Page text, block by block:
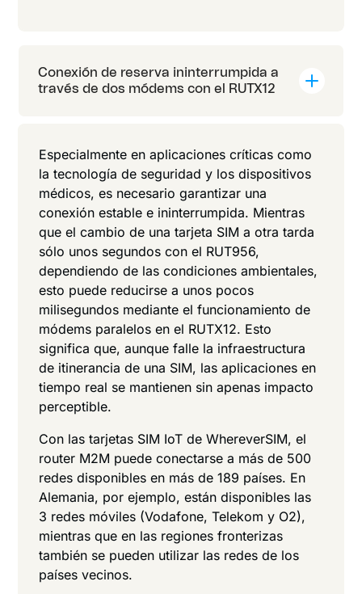
Conexión de reserva ininterrumpida a
través de dos módems con el RUTX12
Especialmente en aplicaciones críticas como
la tecnología de seguridad y los dispositivos
médicos, es necesario garantizar una
conexión estable e ininterrumpida. Mientras
que el cambio de una tarjeta SIM a otra tarda
sólo unos segundos con el RUT956,
dependiendo de las condiciones ambientales,
esto puede reducirse a unos pocos
milisegundos mediante el funcionamiento de
módems paralelos en el RUTX12. Esto
significa que, aunque falle la infraestructura
de itinerancia de una SIM, las aplicaciones en
tiempo real se mantienen sin apenas impacto
perceptible.
Con las tarjetas SIM IoT de WhereverSIM, el
router M2M puede conectarse a más de 500
redes disponibles en más de 189 países. En
Alemania, por ejemplo, están disponibles las
3 redes móviles (Vodafone, Telekom y O2),
mientras que en las regiones fronterizas
también se pueden utilizar las redes de los
países vecinos.